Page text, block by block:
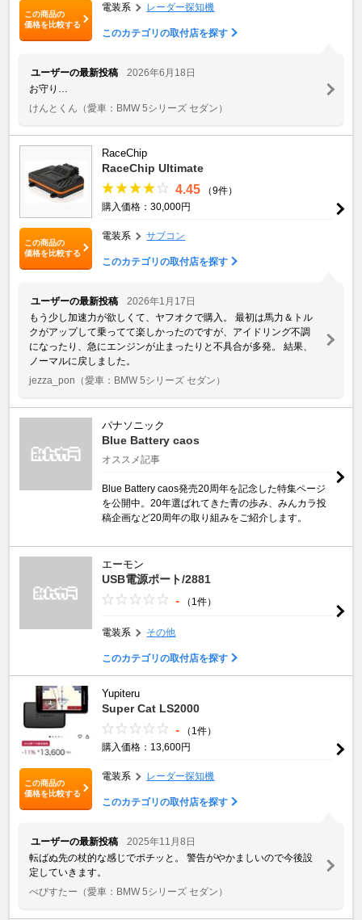
この商品の
価格を比較する
電装系 レーダー探知機
このカテゴリの取付店を探す
ユーザーの最新投稿
2026年6月18日
お守り…
けんとくん （愛車：BMW 5シリーズ セダン）
この商品の
価格を比較する
RaceChip
RaceChip Ultimate
4.45
（9件）
購入価格：30,000円
電装系 サブコン
このカテゴリの取付店を探す
ユーザーの最新投稿
2026年1月17日
もう少し加速力が欲しくて、ヤフオクで購入。 最初は馬力＆トル
クがアップして乗ってて楽しかったのですが、アイドリング不調
になったり、急にエンジンが止まったりと不具合が多発。 結果、
ノーマルに戻しました。
jezza_pon （愛車：BMW 5シリーズ セダン）
パナソニック
Blue Battery caos
オススメ記事
Blue Battery caos発売20周年を記念した特集ページ
を公開中。20年選ばれてきた青の歩み、みんカラ投
稿企画など20周年の取り組みをご紹介します。
エーモン
USB電源ポート/2881
- （1件）
電装系 その他
このカテゴリの取付店を探す
この商品の
価格を比較する
Yupiteru
Super Cat LS2000
-
（1件）
購入価格：13,600円
電装系 レーダー探知機
このカテゴリの取付店を探す
ユーザーの最新投稿
2025年11月8日
転ばぬ先の杖的な感じでポチッと。 警告がやかましいので今後設
定していきます。
べびすたー （愛車：BMW 5シリーズ セダン）